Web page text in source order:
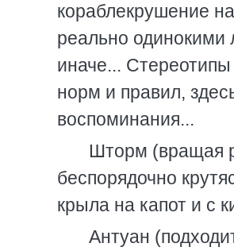
кораблекрушение
реально одинокими
иначе...
норм и правил,
воспоминания...
Шторм (вращая
беспорядочно
крыла на капот и с
Антуан